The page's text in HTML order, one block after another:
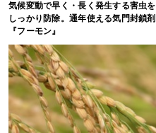
気候変動で早く・長く発生する害虫を
しっかり防除。通年使える気門封鎖剤
『フーモン』